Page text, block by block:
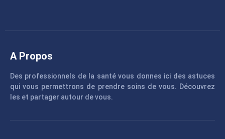
A Propos
Des professionnels de la santé vous donnes ici des astuces
qui vous permettrons de prendre soins de vous. Découvrez
les et partager autour de vous.